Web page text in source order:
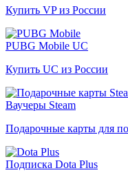
Купить VP из России
PUBG Mobile UC
Купить UC из России
Ваучеры Steam
Подарочные карты для
Подписка Dota Plus